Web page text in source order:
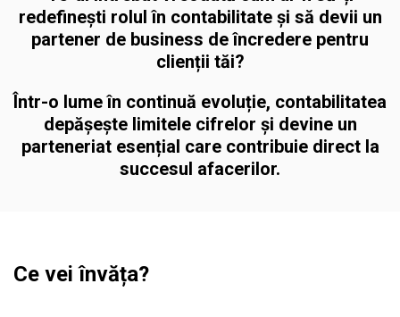
redefinești rolul în contabilitate și să devii un
partener de business de încredere pentru
clienții tăi?
Într-o lume în continuă evoluție, contabilitatea
depășește limitele cifrelor și devine un
parteneriat esențial care contribuie direct la
succesul afacerilor.
Ce vei învăța?